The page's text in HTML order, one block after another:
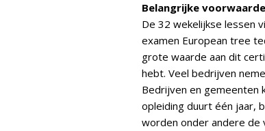
Belangrijke voorwaarde
De 32 wekelijkse lessen
examen European tree
grote waarde aan dit
hebt. Veel bedrijven
Bedrijven en gemeenten
opleiding duurt één jaar,
worden onder andere de